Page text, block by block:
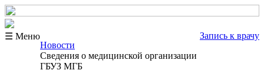
☰ Меню
Запись к врачу
Новости
Сведения о медицинской организации
ГБУЗ МГБ